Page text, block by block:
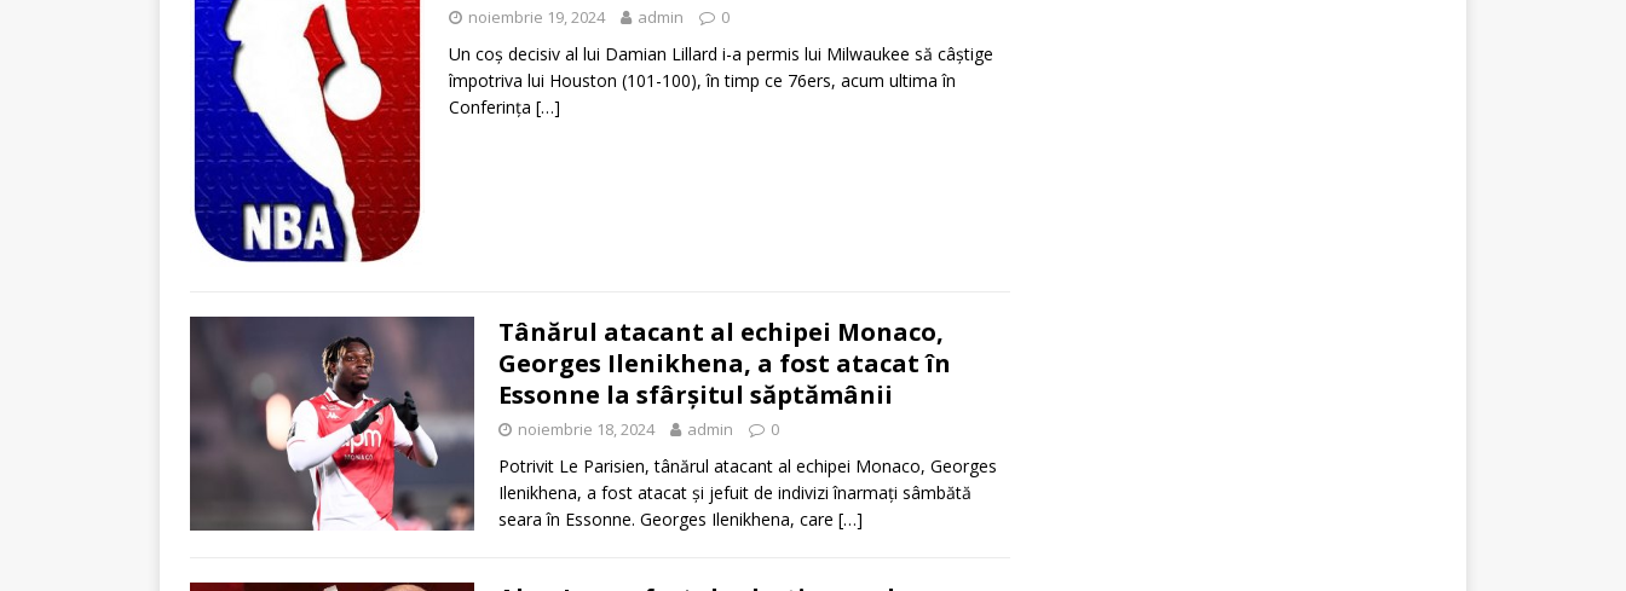
noiembrie 19, 2024 admin 0
Un coș decisiv al lui Damian Lillard i-a permis lui Milwaukee să câștige
împotriva lui Houston (101-100), în timp ce 76ers, acum ultima în
Conferința […]
Tânărul atacant al echipei Monaco,
Georges Ilenikhena, a fost atacat în
Essonne la sfârșitul săptămânii
noiembrie 18, 2024 admin 0
Potrivit Le Parisien, tânărul atacant al echipei Monaco, Georges
Ilenikhena, a fost atacat și jefuit de indivizi înarmați sâmbătă
seara în Essonne. Georges Ilenikhena, care […]